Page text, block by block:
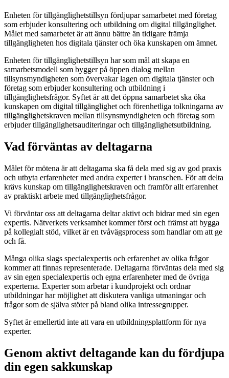
Enheten för tillgänglighetstillsyn fördjupar samarbetet med företag
som erbjuder konsultering och utbildning om digital tillgänglighet.
Målet med samarbetet är att ännu bättre än tidigare främja
tillgängligheten hos digitala tjänster och öka kunskapen om ämnet.
Enheten för tillgänglighetstillsyn har som mål att skapa en
samarbetsmodell som bygger på öppen dialog mellan
tillsynsmyndigheten som övervakar lagen om digitala tjänster och
företag som erbjuder konsultering och utbildning i
tillgänglighetsfrågor. Syftet är att det öppna samarbetet ska öka
kunskapen om digital tillgänglighet och förenhetliga tolkningarna av
tillgänglighetskraven mellan tillsynsmyndigheten och företag som
erbjuder tillgänglighetsauditeringar och tillgänglighetsutbildning.
Vad förväntas av deltagarna
Målet för mötena är att deltagarna ska få dela med sig av god praxis
och utbyta erfarenheter med andra experter i branschen. För att delta
krävs kunskap om tillgänglighetskraven och framför allt erfarenhet
av praktiskt arbete med tillgänglighetsfrågor.
Vi förväntar oss att deltagarna deltar aktivt och bidrar med sin egen
expertis. Nätverkets verksamhet kommer först och främst att bygga
på kollegialt stöd, vilket är en tvåvägsprocess som handlar om att ge
och få.
Många olika slags specialexpertis och erfarenhet av olika frågor
kommer att finnas representerade. Deltagarna förväntas dela med sig
av sin egen specialexpertis och egna erfarenheter med de övriga
experterna. Experter som arbetar i kundprojekt och ordnar
utbildningar har möjlighet att diskutera vanliga utmaningar och
frågor som de själva stöter på bland olika intressegrupper.
Syftet är emellertid inte att vara en utbildningsplattform för nya
experter.
Genom aktivt deltagande kan du fördjupa
din egen sakkunskap